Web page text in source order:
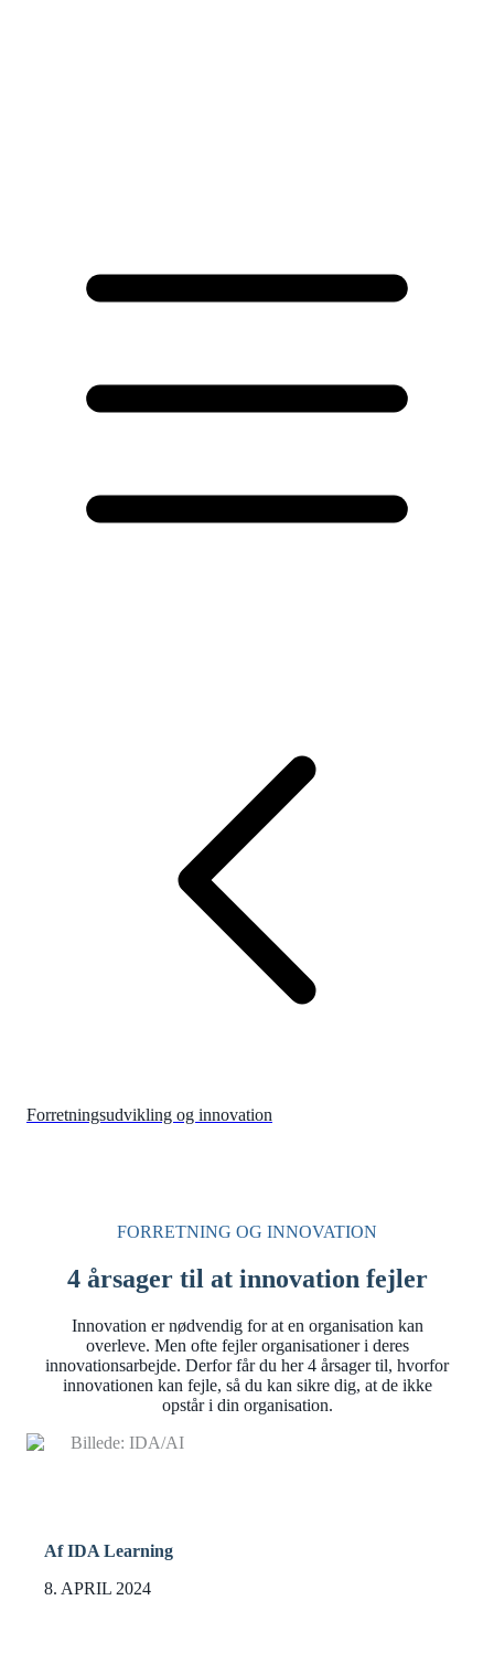
Forretningsudvikling og innovation
FORRETNING OG INNOVATION
4 årsager til at innovation fejler
Innovation er nødvendig for at en organisation kan
overleve. Men ofte fejler organisationer i deres
innovationsarbejde. Derfor får du her 4 årsager til, hvorfor
innovationen kan fejle, så du kan sikre dig, at de ikke
opstår i din organisation.
Billede: IDA/AI
Af IDA Learning
8. APRIL 2024